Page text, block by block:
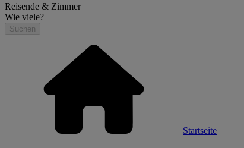
Reisende & Zimmer
Wie viele?
Suchen
Startseite